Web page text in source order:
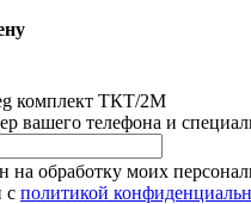
комплект ТКТ/2М
вашего телефона и
на обработку моих
с политикой